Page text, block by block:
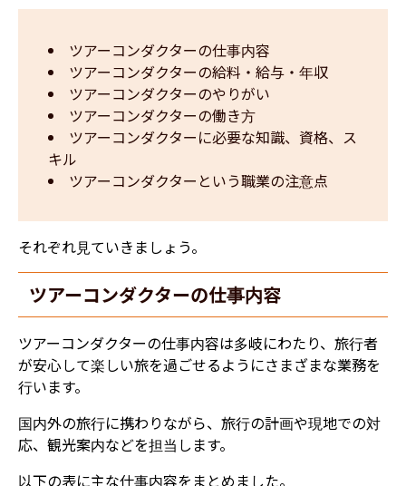
ツアーコンダクターの仕事内容
ツアーコンダクターの給料・給与・年収
ツアーコンダクターのやりがい
ツアーコンダクターの働き方
ツアーコンダクターに必要な知識、資格、ス
キル
ツアーコンダクターという職業の注意点
それぞれ見ていきましょう。
ツアーコンダクターの仕事内容
ツアーコンダクターの仕事内容は多岐にわたり、旅行者
が安心して楽しい旅を過ごせるようにさまざまな業務を
行います。
国内外の旅行に携わりながら、旅行の計画や現地での対
応、観光案内などを担当します。
以下の表に主な仕事内容をまとめました。